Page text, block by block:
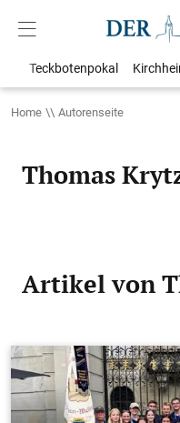
Teckbotenpokal
Home Autorenseite
Thomas
Artikel von